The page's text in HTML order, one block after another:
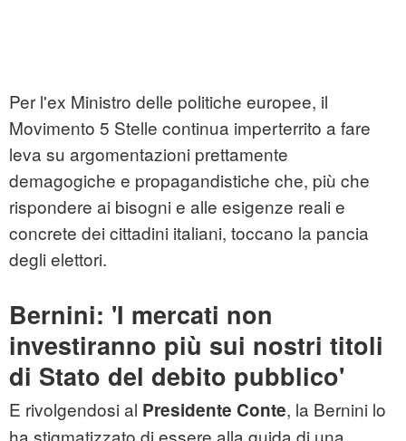
Per l'ex Ministro delle politiche europee, il
Movimento 5 Stelle continua imperterrito a fare
leva su argomentazioni prettamente
demagogiche e propagandistiche che, più che
rispondere ai bisogni e alle esigenze reali e
concrete dei cittadini italiani, toccano la pancia
degli elettori.
Bernini: 'I mercati non
investiranno più sui nostri titoli
di Stato del debito pubblico'
E rivolgendosi al Presidente Conte, la Bernini lo